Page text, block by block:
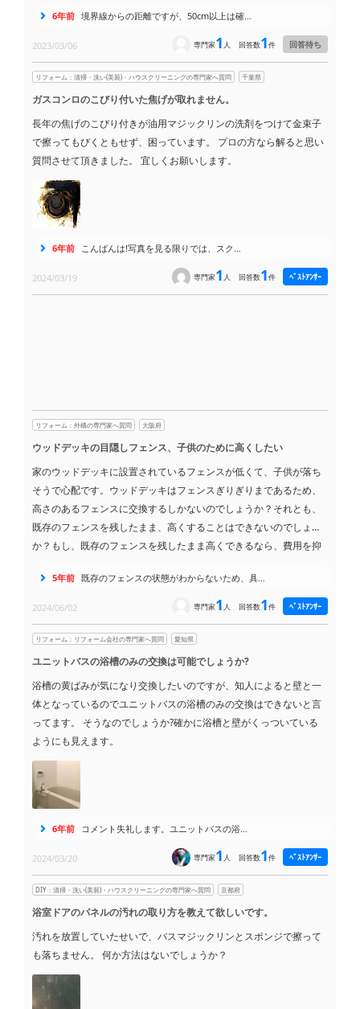
れば良いのでしょうか？ また、ウッドデッキの場合はどうでしょう
か？ サンルームやウッドデッキの設置を検討するにあたり、隣家と
すでしょうか。
6年前 境界線からの距離ですが、50cm以上は確…
2023/03/06 回答待ち
回答数1件
専門家1 人
リフォーム：清掃・洗い(美装)・ハウスクリーニングの専門家へ質問 千葉県
ガスコンロのこびり付いた焦げが取れません。
長年の焦げのこびり付きが油用マジックリンの洗剤をつけて金束子
で擦ってもびくともせず、困っています。 プロの方なら解ると思い
質問させて頂きました。 宜しくお願いします。
6年前 こんばんは!写真を見る限りでは、スク…
2024/03/19 ﾍﾞｽﾄｱﾝｻｰ
回答数1件
専門家1 人
リフォーム：外構の専門家へ質問 大阪府
ウッドデッキの目隠しフェンス、子供のために高くしたい
家のウッドデッキに設置されているフェンスが低くて、子供が落ち
そうで心配です。ウッドデッキはフェンスぎりぎりまであるため、
高さのあるフェンスに交換するしかないのでしょうか？ それとも、
既存のフェンスを残したまま、高くすることはできないのでしょう
か？ もし、既存のフェンスを残したまま高くできるなら、費用を抑
5年前 既存のフェンスの状態がわからないため、具…
2024/06/02 ﾍﾞｽﾄｱﾝｻｰ
回答数1件
専門家1 人
リフォーム：リフォーム会社の専門家へ質問 愛知県
ユニットバスの浴槽のみの交換は可能でしょうか?
浴槽の黄ばみが気になり交換したいのですが、知人によると壁と一
体となっているのでユニットバスの浴槽のみの交換はできないと言
ってます。 そうなのでしょうか?確かに浴槽と壁がくっついている
ようにも見えます。
6年前 コメント失礼します。ユニットバスの浴…
2024/03/20 ﾍﾞｽﾄｱﾝｻｰ
回答数1件
専門家1 人
DIY：清掃・洗い(美装)・ハウスクリーニングの専門家へ質問 京都府
浴室ドアのパネルの汚れの取り方を教えて欲しいです。
汚れを放置していたせいで、バスマジックリンとスポンジで擦って
も落ちません。 何か方法はないでしょうか？